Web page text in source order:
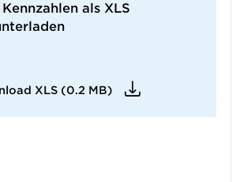
als XLS
XLS (0.2 MB)